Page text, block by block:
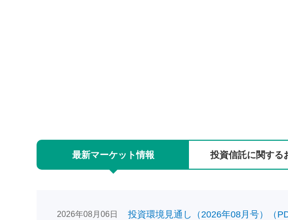
最新マーケット情報 投資信託に関する
2026年08月06日 投資環境見通し（2026年08月号）（